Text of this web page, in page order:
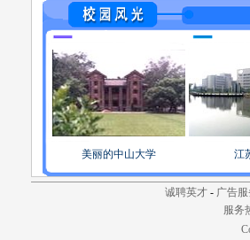
美丽的中山大学 江
诚聘英才- 广告服
服务